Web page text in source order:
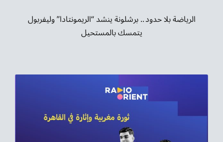
الرياضة بلا حدود .. برشلونة ينشد “الريمونتادا” وليفربول
يتمسك بالمستحيل